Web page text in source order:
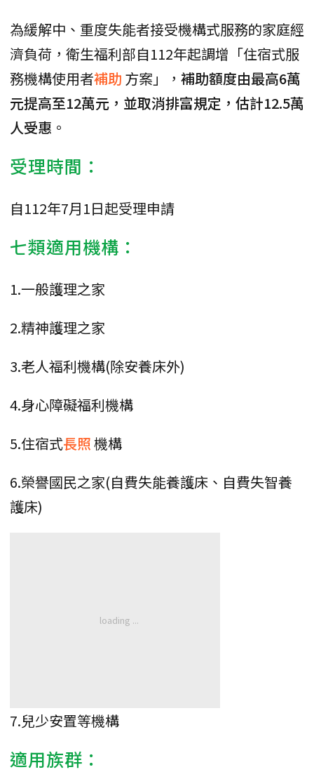
為緩解中、重度失能者接受機構式服務的家庭經
濟負荷，衛生福利部自112年起調增「住宿式服
務機構使用者補助 方案」， 補助額度由最高6萬
元提高至12萬元，並取消排富規定，估計12.5萬
人受惠 。
受理時間：
自112年7月1日起受理申請
七類適用機構：
1.一般護理之家
2.精神護理之家
3.老人福利機構(除安養床外)
4.身心障礙福利機構
5.住宿式長照機構
6.榮譽國民之家(自費失能養護床、自費失智養
護床)
7.兒少安置等機構
適用族群：